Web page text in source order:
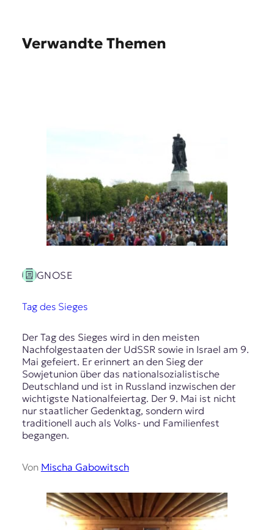
Verwandte Themen
GNOSE
Tag des Sieges
Der Tag des Sieges wird in den meisten
Nachfolgestaaten der UdSSR sowie in Israel am 9.
Mai gefeiert. Er erinnert an den Sieg der
Sowjetunion über das nationalsozialistische
Deutschland und ist in Russland inzwischen der
wichtigste Nationalfeiertag. Der 9. Mai ist nicht
nur staatlicher Gedenktag, sondern wird
traditionell auch als Volks- und Familienfest
begangen.
Von Mischa Gabowitsch